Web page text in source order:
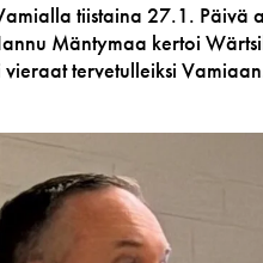
tiistaina 27.1. Päivä
Mäntymaa kertoi
tervetulleiksi